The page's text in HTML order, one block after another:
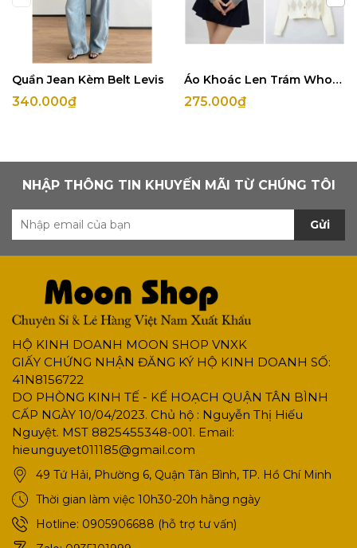
Quần Jean Kèm Belt Levis
340.000₫
Áo Khoác Len Trám Whoau
275.000₫
NHẬP THÔNG TIN KHUYẾN MÃI TỪ CHÚNG TÔI
Gửi
HỘ KINH DOANH MOON SHOP VNXK
GIẤY CHỨNG NHẬN ĐĂNG KÝ HỘ KINH DOANH SỐ:
41N8156722
DO PHÒNG KINH TẾ - KẾ HOẠCH QUẬN TÂN BÌNH
CẤP NGÀY 10/04/2023. Chủ hộ : Nguyễn Thị Hiếu
Nguyệt. MST 8825455348-001. Email:
hieunguyet011185@gmail.com
49 Tứ Hải, Phường 6, Quận Tân Bình, TP. Hồ Chí Minh
Thời gian làm việc 10h30-20h hằng ngày
Hotline: 0905906688 (hỗ trợ tư vấn)